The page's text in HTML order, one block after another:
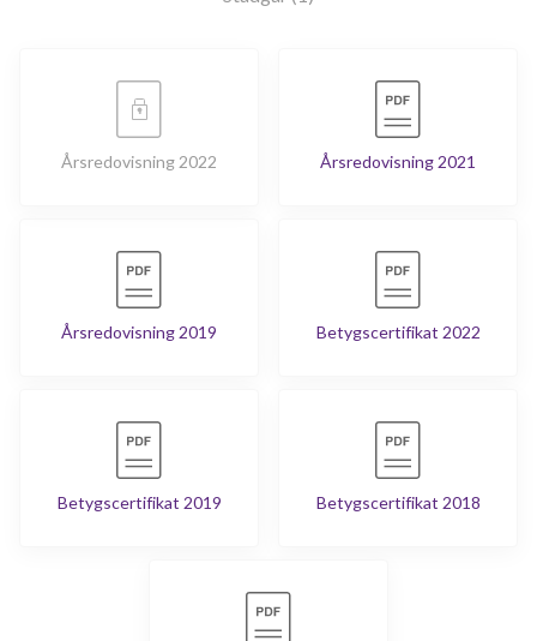
Årsredovisning 2022 Årsredovisning 2021
Årsredovisning 2019 Betygscertifikat 2022
Betygscertifikat 2019 Betygscertifikat 2018